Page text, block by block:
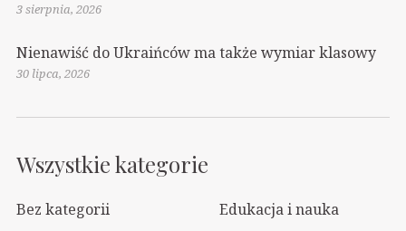
3 sierpnia, 2026
Nienawiść do Ukraińców ma także wymiar klasowy
30 lipca, 2026
Wszystkie kategorie
Bez kategorii
Edukacja i nauka